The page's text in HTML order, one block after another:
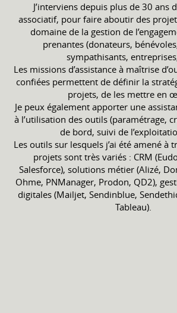
J’interviens depuis plus de 30 ans
associatif, pour faire aboutir des
domaine de la gestion de
prenantes (donateurs,
sympathisants,
Les missions d’assistance à maîtrise
confiées permettent de définir la
projets, de les mettre en
Je peux également apporter une
à l’utilisation des outils (paramétrage,
de bord, suivi de
Les outils sur lesquels j’ai été amené à
projets sont très variés : CRM
Salesforce), solutions métier (Alizé,
Ohme, PNManager, Prodon, QD2),
digitales (Mailjet, Sendinblue,
Tableau).